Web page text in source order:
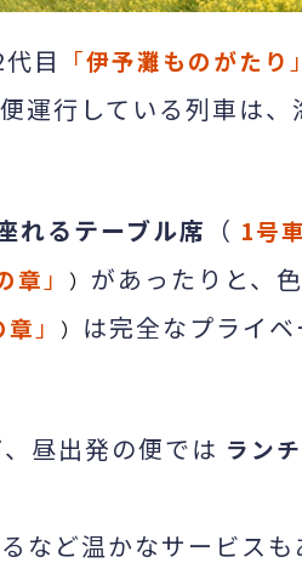
目 「伊予灘ものがたり 」
運行している列車は
れるテーブル席 （ 1号車
章 」 ） があったりと、
章 」 ） は完全なプライ
、昼出発の便では ランチ
など温かなサービス